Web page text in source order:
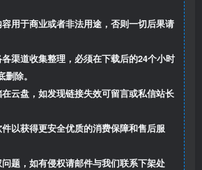
用于商业或者非法用途，否则一切后果请
渠道收集整理，必须在下载后的24个小时
除。
云盘，如发现链接失效可留言或私信站长
以获得更安全优质的消费保障和售后服
题，如有侵权请邮件与我们联系下架处